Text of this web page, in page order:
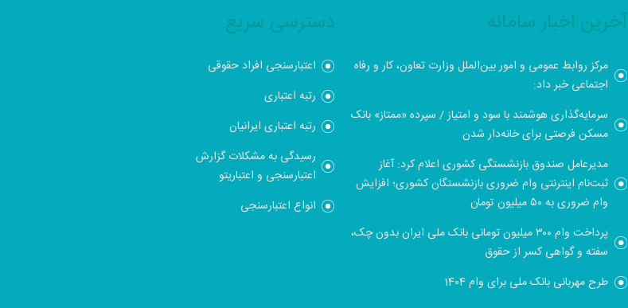
آخرین اخبار سامانه
مرکز روابط عمومی و امور بین‌الملل وزارت تعاون، کار و رفاه
اجتماعی خبر داد:
سرمایه‌گذاری هوشمند با سود و امتیاز / سپرده «ممتاز» بانک
مسکن فرصتی برای خانه‌دار شدن
مدیرعامل صندوق بازنشستگی کشوری اعلام کرد: آغاز
ثبت‌نام اینترنتی وام ضروری بازنشستگان کشوری؛ افزایش
وام ضروری به ۵۰ میلیون تومان
پرداخت وام ۳۰۰ میلیون تومانی بانک ملی ایران بدون چک،
سفته و گواهی کسر از حقوق
طرح مهربانی بانک ملی برای وام 1404
دسترسی سریع
اعتبارسنجی افراد حقوقی
رتبه اعتباری
رتبه اعتباری ایرانیان
رسیدگی به مشکلات گزارش
اعتبارسنجی و اعتباریتو
انواع اعتبارسنجی